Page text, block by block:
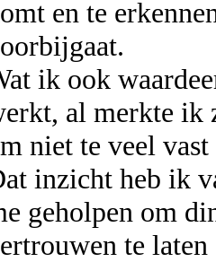
en te
ik ook
al merkte ik
niet te veel
inzicht heb ik
geholpen om
te